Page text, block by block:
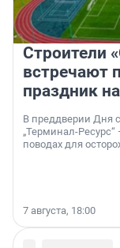
Строители
встречают
праздник
В преддверии Дня
„Терминал-
поводах для
7 августа, 18:00